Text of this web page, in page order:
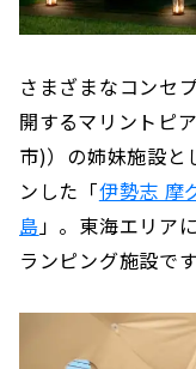
さまざまなコンセ
開するマリントピ
市)）の姉妹施設と
ンした「伊勢志 摩
島 」。東海エリア
ランピング施設です